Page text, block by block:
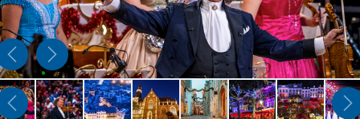
ab799 €
ZUR BUCHUNG
3 Tage
Fr. 11.12. - So. 13.12.2026